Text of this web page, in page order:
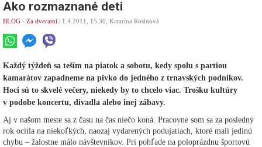
Ako rozmaznané deti
BLOG - Za dverami | 1.4.2011, 15.30, Katarína Rosinová
Každý týždeň sa teším na piatok a sobotu, kedy spolu s partiou
kamarátov zapadneme na pivko do jedného z trnavských podnikov.
Hoci sú to skvelé večery, niekedy by to chcelo viac. Trošku kultúry
v podobe koncertu, divadla alebo inej zábavy.
Aj v našom meste sa z času na čas niečo koná. Pracovne som sa za posledný
rok ocitla na niekoľkých, naozaj vydarených podujatiach, ktoré mali jedinú
chybu – žalostne málo návštevníkov. Pri pohľade na poloprázdnu športovú